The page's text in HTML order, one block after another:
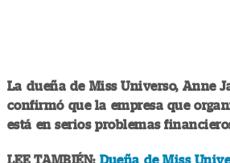
La dueña de Miss Universo, Anne
confirmó que la empresa que
está en serios problemas